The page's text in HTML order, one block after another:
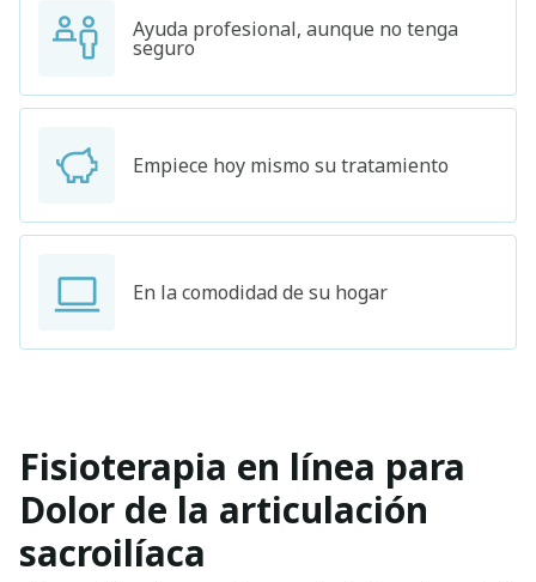
Ayuda profesional, aunque no tenga
seguro
Empiece hoy mismo su tratamiento
En la comodidad de su hogar
Fisioterapia en línea para
Dolor de la articulación
sacroilíaca